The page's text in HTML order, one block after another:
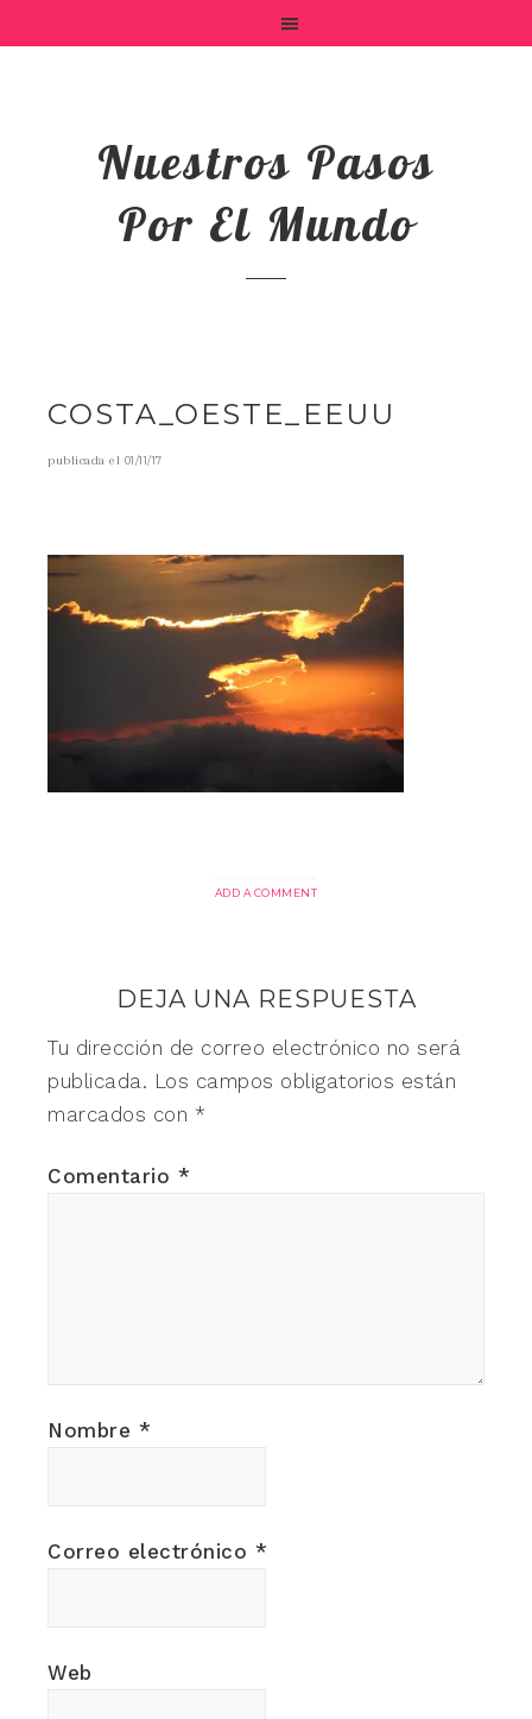
Nuestros Pasos
Por El Mundo
COSTA_OESTE_EEUU
publicada el 01/11/17
ADD A COMMENT
DEJA UNA RESPUESTA
Tu dirección de correo electrónico no será
publicada. Los campos obligatorios están
marcados con *
Comentario *
Nombre *
Correo electrónico *
Web